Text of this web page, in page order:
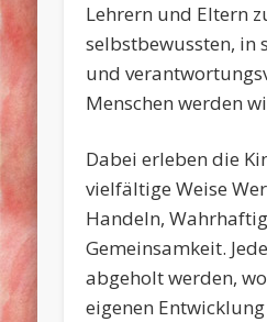
Lehrern und Eltern
selbstbewussten, in
und
Menschen werden
Dabei erleben die
vielfältige Weise
Handeln,
Gemeinsamkeit.
abgeholt werden,
eigenen